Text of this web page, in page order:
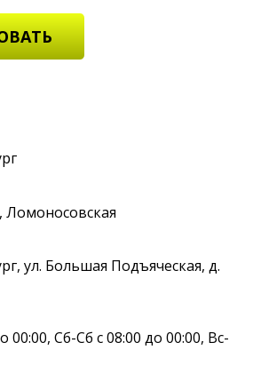
Ломоносовская
ул. Большая Подъяческая, д.
00:00, Сб-Сб с 08:00 до 00:00, Вс-